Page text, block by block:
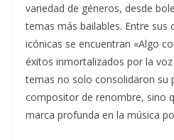
variedad de géneros, desde
temas más bailables. Entre sus
icónicas se encuentran «Algo
éxitos inmortalizados por la
temas no solo consolidaron su
compositor de renombre, sino
marca profunda en la música